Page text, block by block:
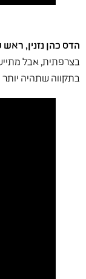
הדס כהן נזנין,
בצרפתית, אבל
בתקווה שתהיה יותר